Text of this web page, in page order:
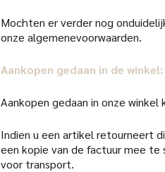
Mochten er verder nog
onze algemenevoorwaarden.
Aankopen gedaan in de winkel:
Aankopen gedaan in onze
Indien u een artikel retourneert
een kopie van de factuur mee
voor transport.